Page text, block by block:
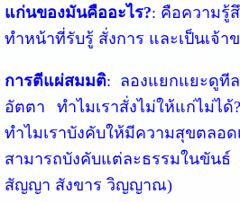
แก่นของมันคืออะไร?: คือความรู้
ทำหน้าที่รับรู้ สั่งการ และเป็นเจ้า
การตีแผ่สมมติ: ลองแยกแยะดูที
อัตตา ทำไมเราสั่งไม่ให้แก่ไม่
ทำไมเราบังคับให้มีความสุขตล
สามารถบังคับแต่ละธรรมในขัน
สัญญา สังขาร วิญญาณ)